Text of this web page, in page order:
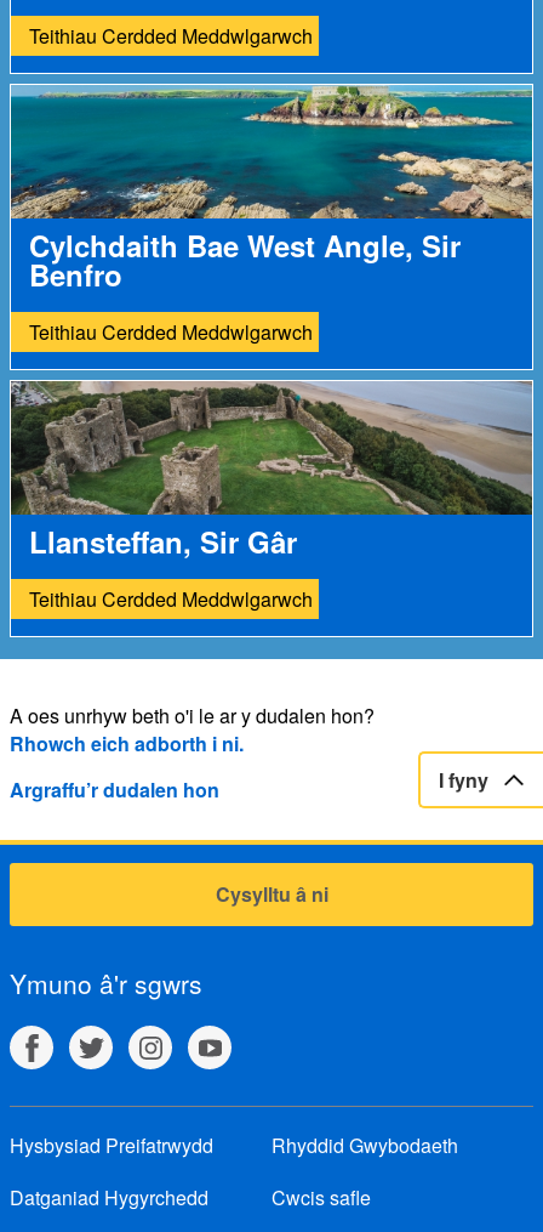
Teithiau Cerdded Meddwlgarwch
Cylchdaith Bae West Angle, Sir
Benfro
Teithiau Cerdded Meddwlgarwch
Llansteffan, Sir Gâr
Teithiau Cerdded Meddwlgarwch
A oes unrhyw beth o'i le ar y dudalen hon?
Rhowch eich adborth i ni.
Argraffu’r dudalen hon
I fyny
Cysylltu â ni
Ymuno â'r sgwrs
Hysbysiad Preifatrwydd
Rhyddid Gwybodaeth
Datganiad Hygyrchedd
Cwcis safle